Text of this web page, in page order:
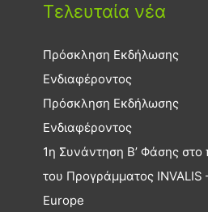
Τελευταία νέα
Πρόσκληση Εκδήλωσης
Ενδιαφέροντος
Πρόσκληση Εκδήλωσης
Ενδιαφέροντος
1η Συνάντηση Β’ Φάσης στο
του Προγράμματος INVALIS
Europe